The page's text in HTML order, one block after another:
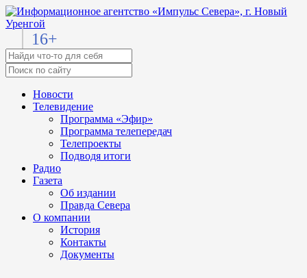
16+
Новости
Телевидение
Программа «Эфир»
Программа телепередач
Телепроекты
Подводя итоги
Радио
Газета
Об издании
Правда Севера
О компании
История
Контакты
Документы